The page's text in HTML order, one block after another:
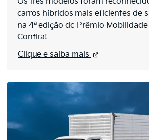
carros híbridos mais eficientes de
na 4ª edição do Prêmio
Confira!
Clique e saiba mais